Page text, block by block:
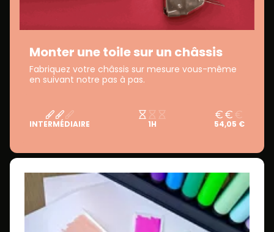
Monter une toile sur un châssis
Fabriquez votre châssis sur mesure vous-même
en suivant notre pas à pas.
INTERMÉDIAIRE 1H 54,05 €